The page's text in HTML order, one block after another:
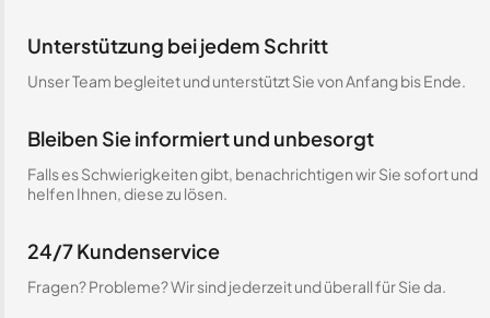
Unterstützung bei jedem Schritt
Unser Team begleitet und unterstützt Sie von Anfang bis Ende.
Bleiben Sie informiert und unbesorgt
Falls es Schwierigkeiten gibt, benachrichtigen wir Sie sofort und
helfen Ihnen, diese zu lösen.
24/7 Kundenservice
Fragen? Probleme? Wir sind jederzeit und überall für Sie da.